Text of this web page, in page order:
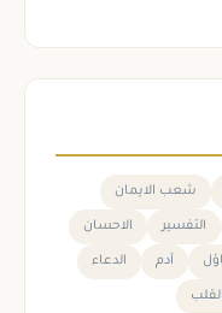
شعب الايمان
التفسير الاحسان
آدم الدعاء